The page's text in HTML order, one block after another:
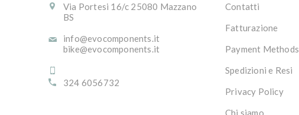
Via Portesi 16/c 25080 Mazzano
BS
info@evocomponents.it
bike@evocomponents.it
324 6056732
Contatti
Fatturazione
Payment Methods
Spedizioni e Resi
Privacy Policy
Chi siamo